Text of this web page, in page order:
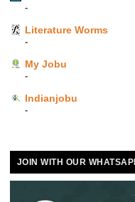
-
Literature Worms
-
My Jobu
-
Indianjobu
-
JOIN WITH OUR